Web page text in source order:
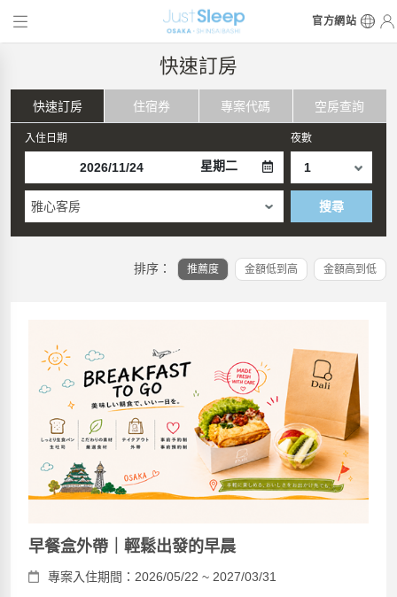
官方網站
快速訂房
快速訂房 住宿券 專案代碼 空房查詢
入住日期
星期二
夜數
雅心客房 搜尋
排序： 推薦度 金額低到高 金額高到低
早餐盒外帶｜輕鬆出發的早晨
專案入住期間：2026/05/22 ~ 2027/03/31